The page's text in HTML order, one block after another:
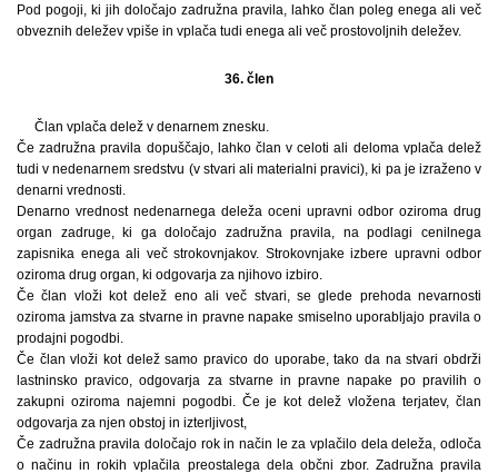
Pod pogoji, ki jih določajo zadružna pravila, lahko član poleg enega ali več
obveznih deležev vpiše in vplača tudi enega ali več prostovoljnih deležev.
36. člen
Član vplača delež v denarnem znesku.
Če zadružna pravila dopuščajo, lahko član v celoti ali deloma vplača delež
tudi v nedenarnem sredstvu (v stvari ali materialni pravici), ki pa je izraženo v
denarni vrednosti.
Denarno vrednost nedenarnega deleža oceni upravni odbor oziroma drug
organ zadruge, ki ga določajo zadružna pravila, na podlagi cenilnega
zapisnika enega ali več strokovnjakov. Strokovnjake izbere upravni odbor
oziroma drug organ, ki odgovarja za njihovo izbiro.
Če član vloži kot delež eno ali več stvari, se glede prehoda nevarnosti
oziroma jamstva za stvarne in pravne napake smiselno uporabljajo pravila o
prodajni pogodbi.
Če član vloži kot delež samo pravico do uporabe, tako da na stvari obdrži
lastninsko pravico, odgovarja za stvarne in pravne napake po pravilih o
zakupni oziroma najemni pogodbi. Če je kot delež vložena terjatev, član
odgovarja za njen obstoj in izterljivost,
Če zadružna pravila določajo rok in način le za vplačilo dela deleža, odloča
o načinu in rokih vplačila preostalega dela občni zbor. Zadružna pravila